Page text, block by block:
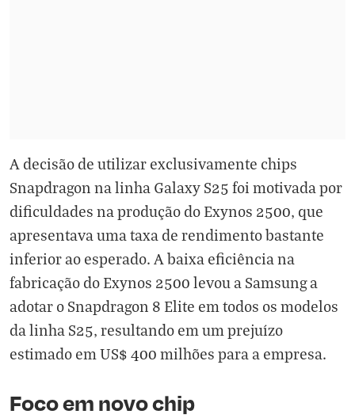
A decisão de utilizar exclusivamente chips
Snapdragon na linha Galaxy S25 foi motivada por
dificuldades na produção do Exynos 2500, que
apresentava uma taxa de rendimento bastante
inferior ao esperado. A baixa eficiência na
fabricação do Exynos 2500 levou a Samsung a
adotar o Snapdragon 8 Elite em todos os modelos
da linha S25, resultando em um prejuízo
estimado em US$ 400 milhões para a empresa.
Foco em novo chip